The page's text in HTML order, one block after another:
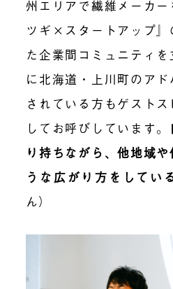
州エリアで繊維メーカ
ツギ×スタートアップ』
た企業間コミュニティ
に北海道・上川町のア
されている方もゲスト
してお呼びしています。
り持ちながら、他地域
うな広がり方をしてい
ん）